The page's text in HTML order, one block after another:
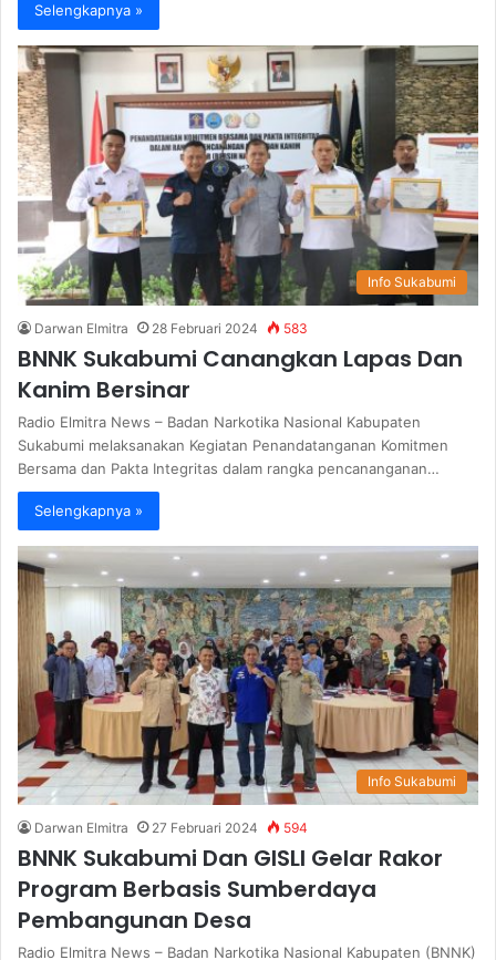
Selengkapnya »
Info Sukabumi
Darwan Elmitra 28 Februari 2024 583
BNNK Sukabumi Canangkan Lapas Dan
Kanim Bersinar
Radio Elmitra News – Badan Narkotika Nasional Kabupaten
Sukabumi melaksanakan Kegiatan Penandatanganan Komitmen
Bersama dan Pakta Integritas dalam rangka pencananganan…
Selengkapnya »
Info Sukabumi
Darwan Elmitra 27 Februari 2024 594
BNNK Sukabumi Dan GISLI Gelar Rakor
Program Berbasis Sumberdaya
Pembangunan Desa
Radio Elmitra News – Badan Narkotika Nasional Kabupaten (BNNK)